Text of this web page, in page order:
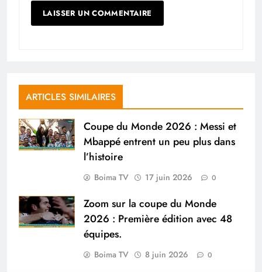
ARTICLES SIMILAIRES
Coupe du Monde 2026 : Messi et
Mbappé entrent un peu plus dans
l’histoire
Boima TV 17 juin 2026 0
Zoom sur la coupe du Monde
2026 : Première édition avec 48
équipes.
Boima TV 8 juin 2026 0